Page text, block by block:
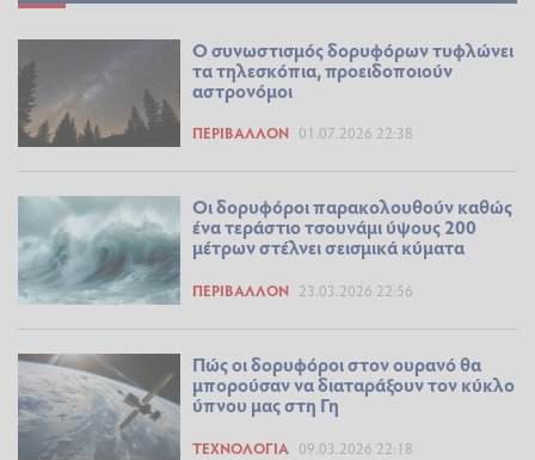
Ο συνωστισμός δορυφόρων τυφλώνει
τα τηλεσκόπια, προειδοποιούν
αστρονόμοι
ΠΕΡΙΒΆΛΛΟΝ 01.07.2026 22:38
Οι δορυφόροι παρακολουθούν καθώς
ένα τεράστιο τσουνάμι ύψους 200
μέτρων στέλνει σεισμικά κύματα
ΠΕΡΙΒΆΛΛΟΝ 23.03.2026 22:56
Πώς οι δορυφόροι στον ουρανό θα
μπορούσαν να διαταράξουν τον κύκλο
ύπνου μας στη Γη
ΤΕΧΝΟΛΟΓΊΑ 09.03.2026 22:18